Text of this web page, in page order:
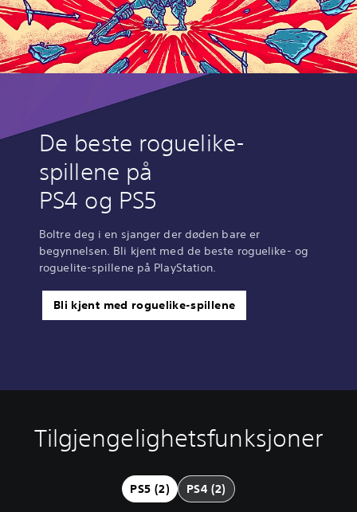
De beste roguelike-
spillene på
PS4 og PS5
Boltre deg i en sjanger der døden bare er
begynnelsen. Bli kjent med de beste roguelike- og
roguelite-spillene på PlayStation.
Bli kjent med roguelike-spillene
Tilgjengelighetsfunksjoner
PS5 (2) PS4 (2)
J
u